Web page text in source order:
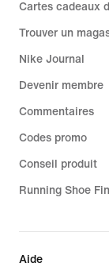
Cartes cadeaux
Trouver un
Nike Journal
Devenir membre
Commentaires
Codes promo
Conseil produit
Running Shoe
Aide